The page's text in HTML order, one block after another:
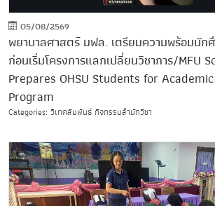
05/08/2569
พยาบาลศาสตร์ มฟล. เตรียมความพร้อมนัก
ก่อนเริ่มโครงการแลกเปลี่ยนวิชาการ/MFU
Prepares OHSU Students for
Program
Categories: วิเทศสัมพันธ์ กิจกรรมสำนักวิชา